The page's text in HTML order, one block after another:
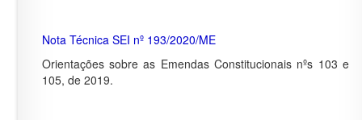
Nota Técnica SEI nº 193/2020/ME
Orientações sobre as Emendas Constitucionais nºs 103 e
105, de 2019.